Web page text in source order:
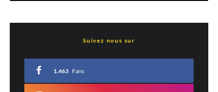
*
Commentaire*
Suivez nous sur
1.463 Fans